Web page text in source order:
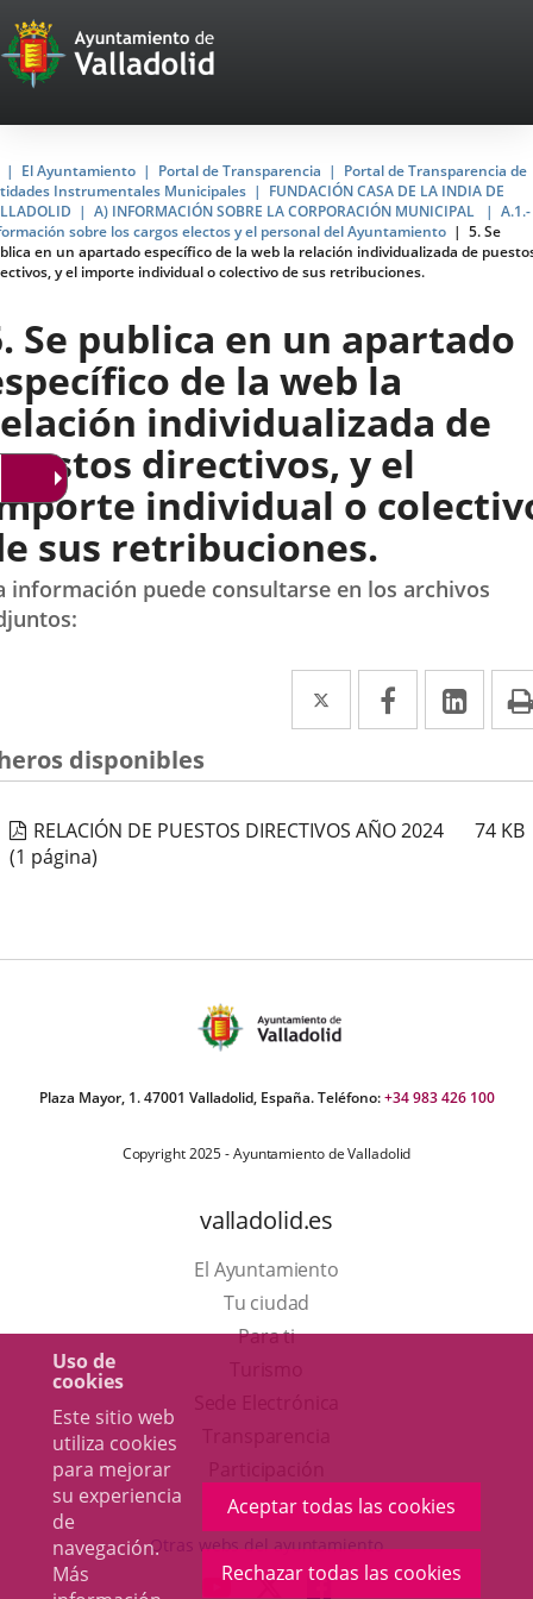
Uso de
cookies
Este sitio web
utiliza cookies
para mejorar
su experiencia
de
navegación.
Más
Aceptar todas las cookies
Rechazar todas las cookies
Portal
Web
del
Ayuntamiento
de
Valladolid
El Ayuntamiento Portal de Transparencia
Portal de Transparencia de
Instrumentales Municipales
FUNDACIÓN CASA DE LA INDIA DE
A) INFORMACIÓN SOBRE LA CORPORACIÓN MUNICIPAL
A.1.-
sobre los cargos electos y el personal del Ayuntamiento
5. Se
en un apartado específico de la web la relación individualizada de
y el importe individual o colectivo de sus retribuciones.
Se publica en un apartado
de la web la
individualizada de
directivos, y el
individual o
sus retribuciones.
información puede consultarse en los archivos
Twitter
Enlace
a
una
aplicación
externa.
Facebook
Enlace
a
una
externa.
a
una
disponibles
RELACIÓN DE PUESTOS DIRECTIVOS AÑO 2024 74 KB
(1 página)
Plaza Mayor, 1. 47001 Valladolid, España. Teléfono:+34 983 426 100
Copyright 2025 - Ayuntamiento de Valladolid
valladolid.es
El Ayuntamiento
Tu ciudad
Para ti
en
una
ventana
aplicación
externa.
Otras webs del ayuntamiento
ENLACEENLACEENLACE